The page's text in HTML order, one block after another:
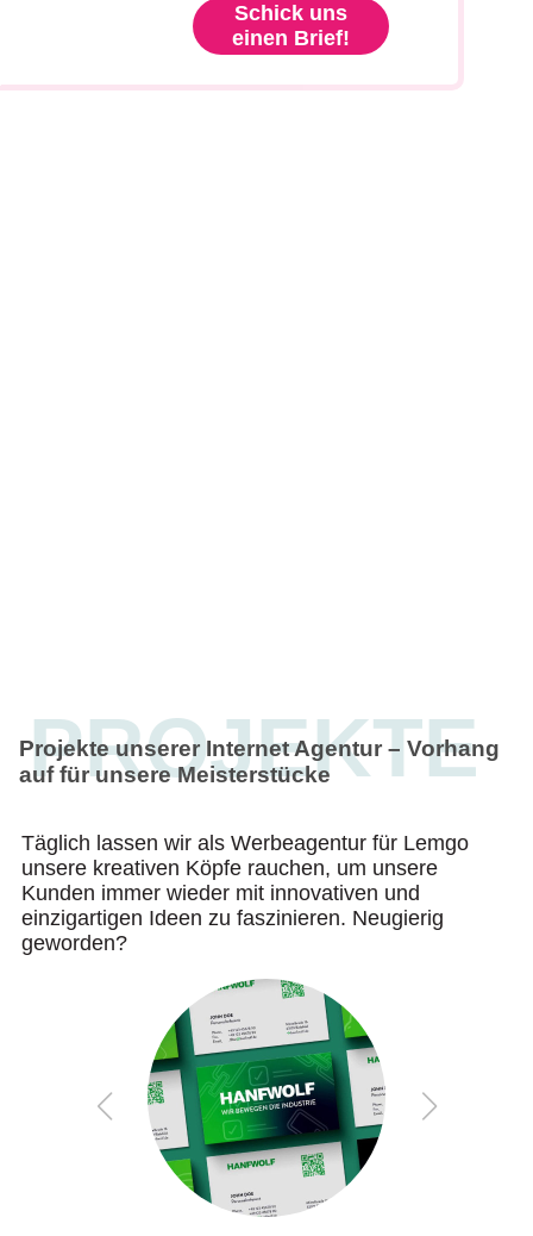
Schick uns
einen Brief!
PROJEKTE
Projekte unserer Internet Agentur – Vorhang
auf für unsere Meisterstücke
Täglich lassen wir als Werbeagentur für Lemgo
unsere kreativen Köpfe rauchen, um unsere
Kunden immer wieder mit innovativen und
einzigartigen Ideen zu faszinieren. Neugierig
geworden?